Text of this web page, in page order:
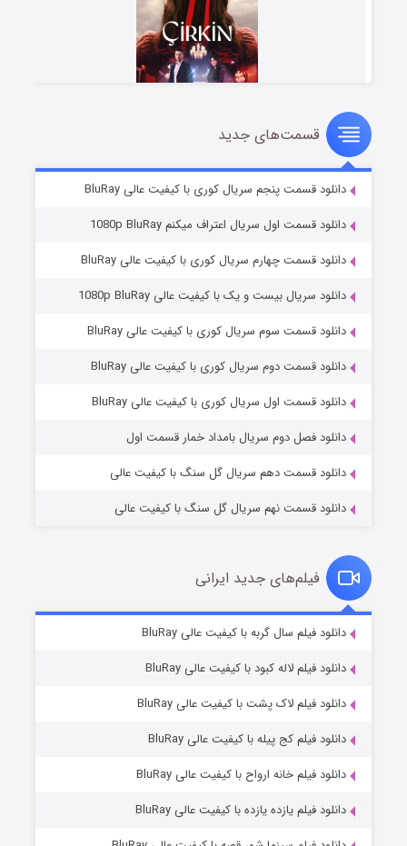
سریال زشت
قسمت5 (زیرنویس) منتشر شد
وستی ها
قسمت1 (زیرنویس) منتشر شد
قسمت6 (زیرنویس) منتشر شد
قسمت‌های جدید
دانلود قسمت پنجم سریال کوری با کیفیت عالی BluRay
دانلود قسمت اول سریال اعتراف میکنم 1080p BluRay
دانلود قسمت چهارم سریال کوری با کیفیت عالی BluRay
دانلود سریال بیست و یک با کیفیت عالی 1080p BluRay
دانلود قسمت سوم سریال کوری با کیفیت عالی BluRay
دانلود قسمت دوم سریال کوری با کیفیت عالی BluRay
دانلود قسمت اول سریال کوری با کیفیت عالی BluRay
دانلود فصل دوم سریال بامداد خمار قسمت اول
دانلود قسمت دهم سریال گل سنگ با کیفیت عالی
دانلود قسمت نهم سریال گل سنگ با کیفیت عالی
فیلم‌های جدید ایرانی
دانلود فیلم سال گربه با کیفیت عالی BluRay
دانلود فیلم لاله کبود با کیفیت عالی BluRay
دانلود فیلم لاک پشت با کیفیت عالی BluRay
دانلود فیلم کج‌ پیله با کیفیت عالی BluRay
دانلود فیلم خانه ارواح با کیفیت عالی BluRay
دانلود فیلم یازده یازده با کیفیت عالی BluRay